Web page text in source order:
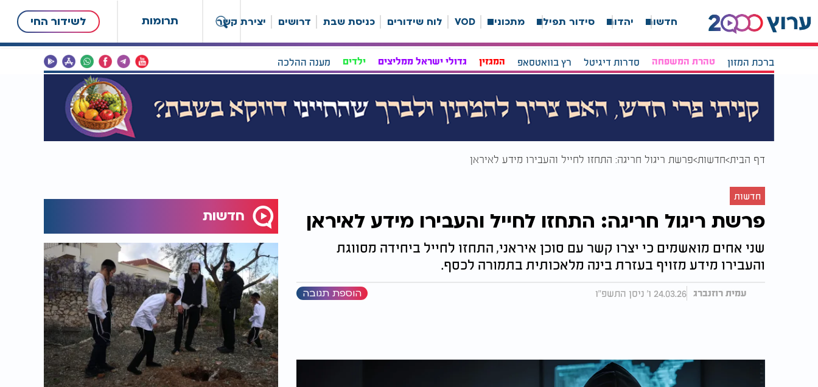
תרומות לשידור החי חדשות יהדות סידור תפילה מתכונים VOD לוח שידורים כניסת שבת דרושים יצירת קשר
ברכת המזון טהרת המשפחה סדרות דיגיטל רץ בוואטסאפ המגזין גדולי ישראל ממליצים ילדים מענה ההלכה
דף הבית חדשות פרשת ריגול חריגה: התחזו לחייל והעבירו מידע לאיראן
חדשות
פרשת ריגול חריגה: התחזו לחייל והעבירו מידע לאיראן
שני אחים מואשמים כי יצרו קשר עם סוכן איראני, התחזו לחייל ביחידה מסווגת
והעבירו מידע מזויף בעזרת בינה מלאכותית בתמורה לכסף.
עמית רוזנברג 24.03.26 ו' ניסן התשפ"ו הוספת תגובה
חדשות